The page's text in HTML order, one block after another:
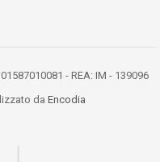
- REA: IM - 139096
da Encodia